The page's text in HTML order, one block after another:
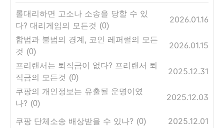
롤대리하면 고소나 소송을 당할 수 있
다? 대리게임의 모든것 (0)
2026.01.16
합법과 불법의 경계, 코인 레퍼럴의 모든
것 (0)
2026.01.15
프리랜서는 퇴직금이 없다? 프리랜서 퇴
직금의 모든것 (0)
2025.12.31
쿠팡의 개인정보는 유출될 운명이였
나? (0)
2025.12.03
쿠팡 단체소송 배상받을 수 있나? (0) 2025.12.01